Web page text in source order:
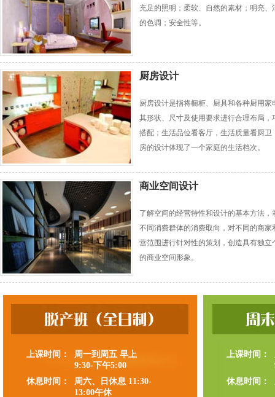
充足的照明；柔软、自然的素材；明亮、
的色调；安全性等。
厨房设计
厨房设计是指将橱柜、厨具和各种厨用家
其形状、尺寸及使用要求进行合理布局，
搭配；生活品位看客厅，生活质量看厨卫
房的设计体现了一个家庭的生活档次。
商业空间设计
了解空间的经营特性和设计的基本方法，
不同消费群体的消费取向，对不同的商家
营范围进行针对性的策划，创造具有独立
的商业空间形象。
上课时间：
周一到周五 早上
9:30-下午5:00
休息时间：
周六、日休息 11:30-
13:00午休
上课时间：
休息时间：